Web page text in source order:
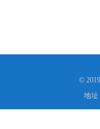
©
地址